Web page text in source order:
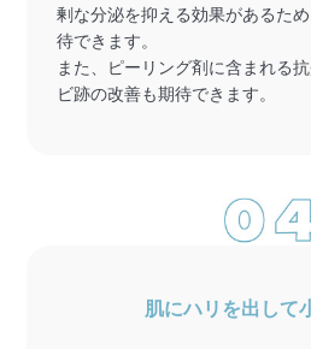
剰な分泌を抑える効果があるた
待できます。
また、ピーリング剤に含まれる
ビ跡の改善も期待できます。
肌にハリを出して